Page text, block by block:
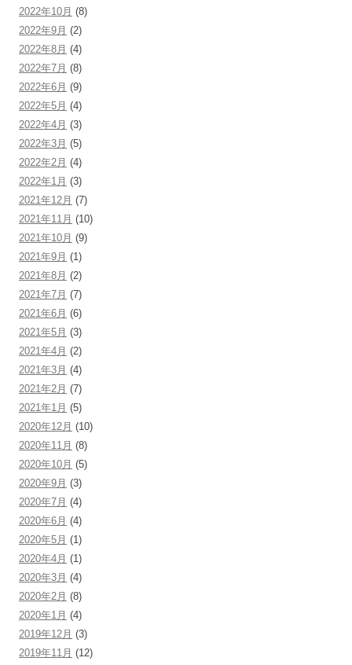
2022年10月 (8)
2022年9月 (2)
2022年8月 (4)
2022年7月 (8)
2022年6月 (9)
2022年5月 (4)
2022年4月 (3)
2022年3月 (5)
2022年2月 (4)
2022年1月 (3)
2021年12月 (7)
2021年11月 (10)
2021年10月 (9)
2021年9月 (1)
2021年8月 (2)
2021年7月 (7)
2021年6月 (6)
2021年5月 (3)
2021年4月 (2)
2021年3月 (4)
2021年2月 (7)
2021年1月 (5)
2020年12月 (10)
2020年11月 (8)
2020年10月 (5)
2020年9月 (3)
2020年7月 (4)
2020年6月 (4)
2020年5月 (1)
2020年4月 (1)
2020年3月 (4)
2020年2月 (8)
2020年1月 (4)
2019年12月 (3)
2019年11月 (12)